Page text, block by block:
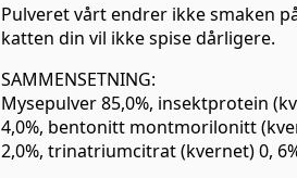
Pulveret vårt endrer ikke smaken
katten din vil ikke spise dårligere.
SAMMENSETNING:
Mysepulver 85,0%, insektprotein
4,0%, bentonitt montmorilonitt
2,0%, trinatriumcitrat (kvernet) 0,